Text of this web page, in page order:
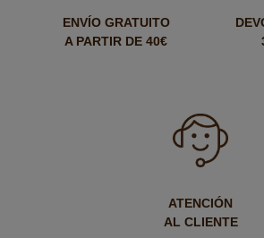
ENVÍO GRATUITO
A PARTIR DE 40€
ATENCIÓN
AL CLIENTE